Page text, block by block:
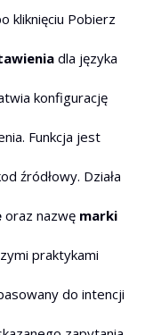
kliknięciu Pobierz
dla języka
konfigurację
Funkcja jest
źródłowy. Działa
oraz nazwę marki
praktykami
do intencji